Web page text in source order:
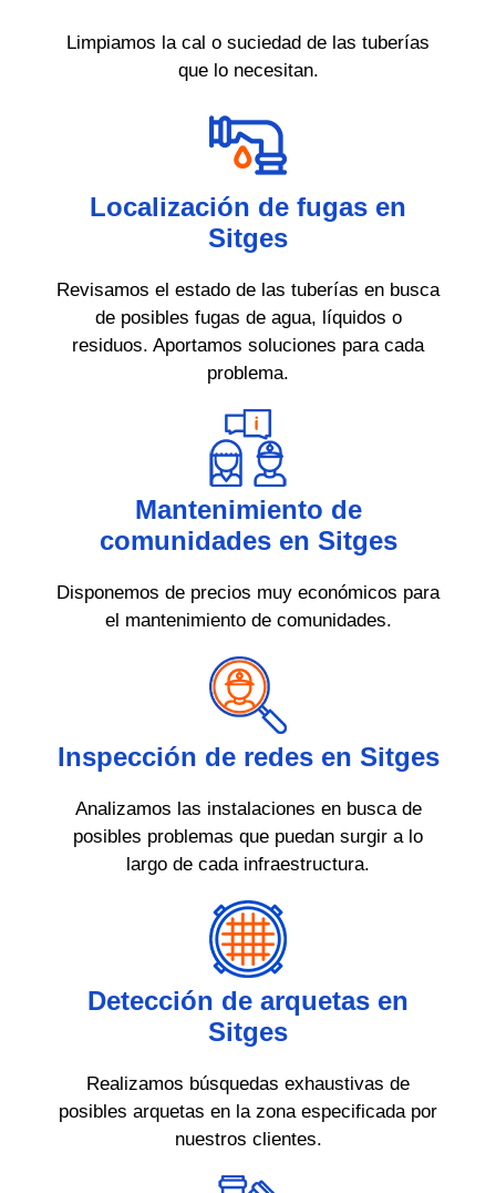
Limpiamos la cal o suciedad de las tuberías
que lo necesitan.
Localización de fugas en
Sitges
Revisamos el estado de las tuberías en busca
de posibles fugas de agua, líquidos o
residuos. Aportamos soluciones para cada
problema.
Mantenimiento de
comunidades en Sitges
Disponemos de precios muy económicos para
el mantenimiento de comunidades.
Inspección de redes en Sitges
Analizamos las instalaciones en busca de
posibles problemas que puedan surgir a lo
largo de cada infraestructura.
Detección de arquetas en
Sitges
Realizamos búsquedas exhaustivas de
posibles arquetas en la zona especificada por
nuestros clientes.